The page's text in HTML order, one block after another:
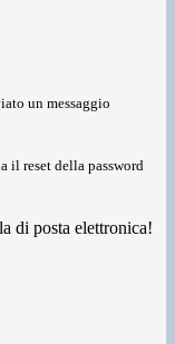
un messaggio
il reset della password
di posta elettronica!